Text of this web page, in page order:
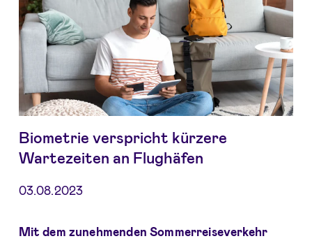
03.08.2023
Biometrie verspricht kürzere
Wartezeiten an Flughäfen
Mit dem zunehmenden Sommerreiseverkehr